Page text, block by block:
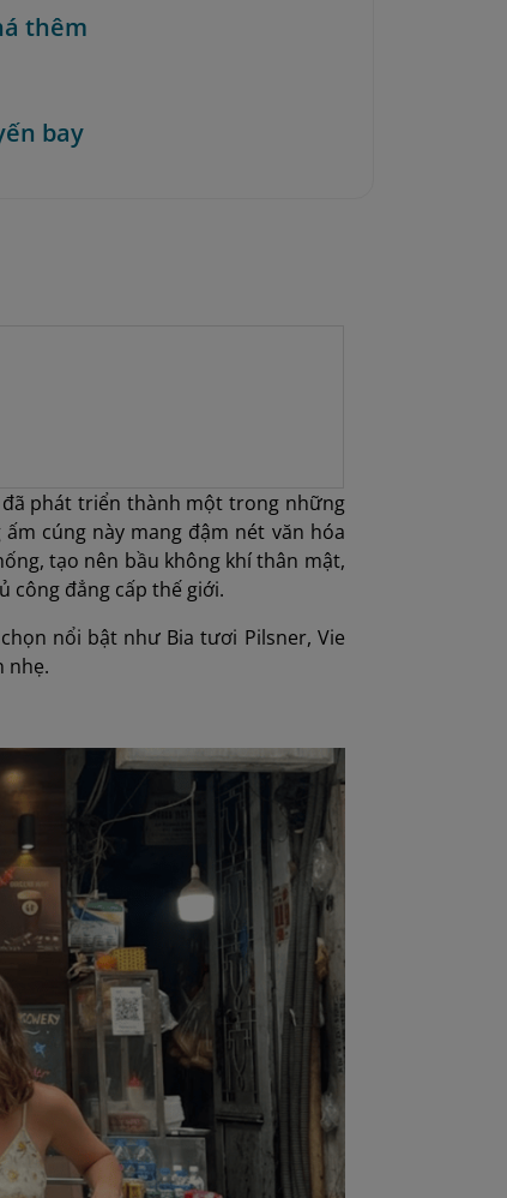
thêm
bay
phát triển thành một trong những
cúng này mang đậm nét văn hóa
tạo nên bầu không khí thân mật,
công đẳng cấp thế giới.
nổi bật như Bia tươi Pilsner, Vie
nhẹ.